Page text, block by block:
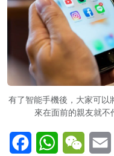
有了智能手機後，大家可以
來在面前的親友就不
FacebookWhatsApp